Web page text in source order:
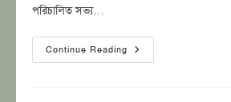
পরিচালিত সভ্য…
Continue Reading সভ্য